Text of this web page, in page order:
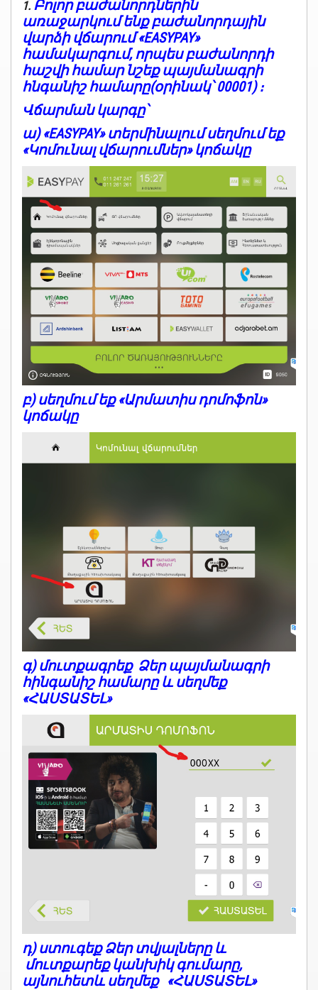
1. Բոլոր բաժանորդներին
առաջարկում ենք բաժանորդային
վարձի վճարում «EASYPAY»
համակարգում, որպես բաժանորդի
հաշվի համար նշեք պայմանագրի
հնգանիշ համարը(օրինակ՝ 00001) ։
Վճարման կարգը՝
ա)«EASYPAY» տերմինալում սեղմում եք
«Կոմունալ վճարումներ» կոճակը
բ) սեղմում եք «Արմատիս դոմոֆոն»
կոճակը
գ) մուտքագրեք Ձեր պայմանագրի
հինգանիշ համարը և սեղմեք
«ՀԱՍՏԱՏԵԼ»
դ) ստուգեք Ձեր տվյալները և
մուտքարեք կանխիկ գումարը,
այնուհետև սեղմեք «ՀԱՍՏԱՏԵԼ»